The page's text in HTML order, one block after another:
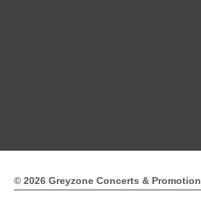
© 2026 Greyzone Concerts & Promotion